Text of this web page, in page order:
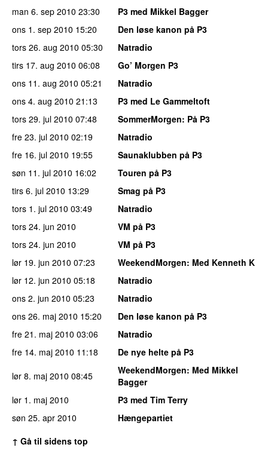
man 6. sep 2010 23:30
P3 med Mikkel Bagger
ons 1. sep 2010 15:20
Den løse kanon på P3
tors 26. aug 2010 05:30
Natradio
tirs 17. aug 2010 06:08
Go’ Morgen P3
ons 11. aug 2010 05:21
Natradio
ons 4. aug 2010 21:13
P3 med Le Gammeltoft
tors 29. jul 2010 07:48 SommerMorgen: På P3
fre 23. jul 2010 02:19
Natradio
fre 16. jul 2010 19:55
Saunaklubben på P3
søn 11. jul 2010 16:02
Touren på P3
tirs 6. jul 2010 13:29
Smag på P3
tors 1. jul 2010 03:49
Natradio
tors 24. jun 2010
VM på P3
tors 24. jun 2010
VM på P3
lør 19. jun 2010 07:23 WeekendMorgen: Med Kenneth K
lør 12. jun 2010 05:18
Natradio
ons 2. jun 2010 05:23
Natradio
ons 26. maj 2010 15:20
Den løse kanon på P3
fre 21. maj 2010 03:06
Natradio
fre 14. maj 2010 11:18
De nye helte på P3
lør 8. maj 2010 08:45 WeekendMorgen: Med Mikkel
Bagger
lør 1. maj 2010
P3 med Tim Terry
søn 25. apr 2010
Hængepartiet
↑ Gå til sidens top